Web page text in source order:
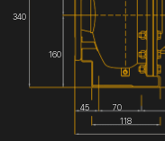
340
160
45 70
118